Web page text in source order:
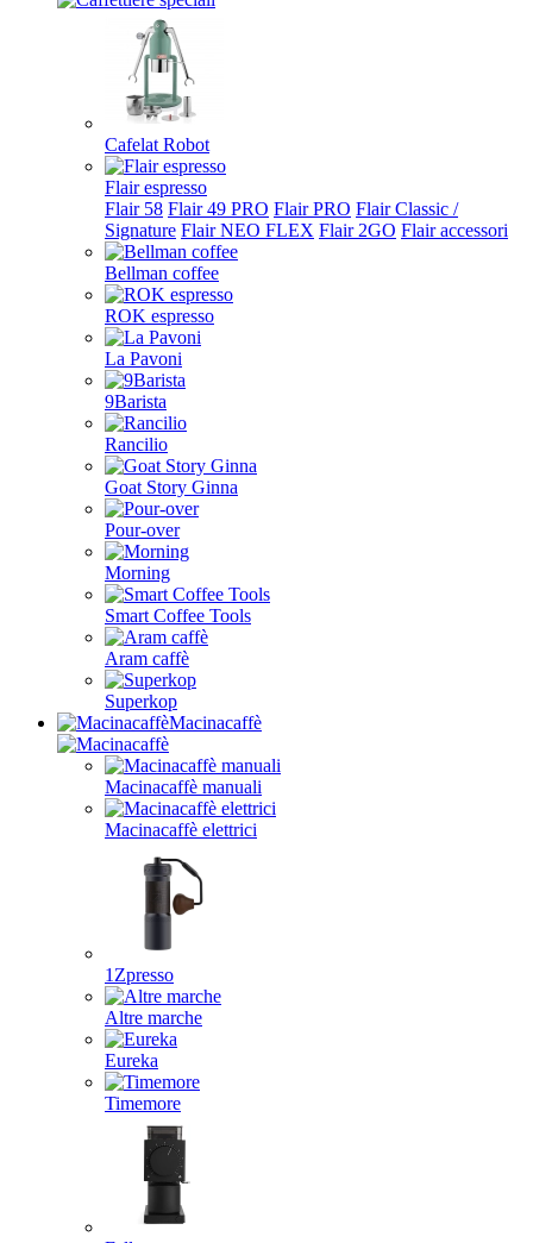
Cafelat Robot
Flair espresso
Flair 58 Flair 49 PRO Flair PRO Flair Classic /
Signature Flair NEO FLEX Flair 2GO Flair accessori
Bellman coffee
ROK espresso
La Pavoni
9Barista
Rancilio
Goat Story Ginna
Pour-over
Morning
Smart Coffee Tools
Aram caffè
Superkop
Macinacaffè
Macinacaffè manuali
Macinacaffè elettrici
1Zpresso
Altre marche
Eureka
Timemore